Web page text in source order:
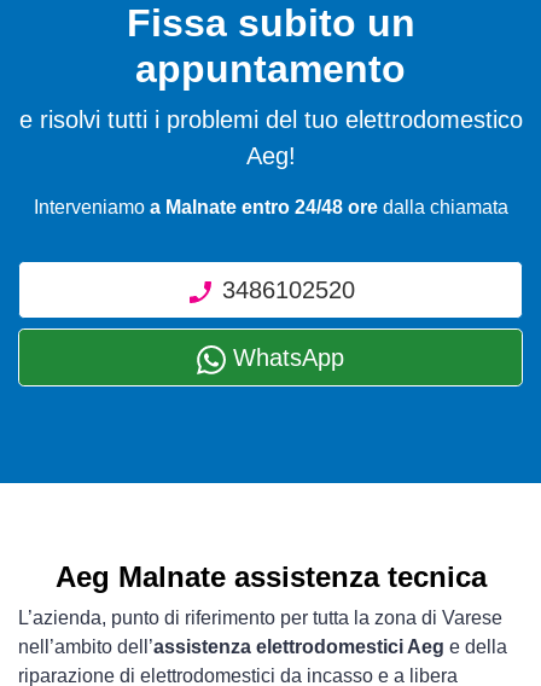
Fissa subito un
appuntamento
e risolvi tutti i problemi del tuo elettrodomestico
Aeg!
Interveniamo a Malnate entro 24/48 oredalla chiamata
3486102520
WhatsApp
Aeg Malnate assistenza tecnica
L’azienda, punto di riferimento per tutta la zona di Varese
nell’ambito dell’assistenza elettrodomestici Aeg e della
riparazione di elettrodomestici da incasso e a libera